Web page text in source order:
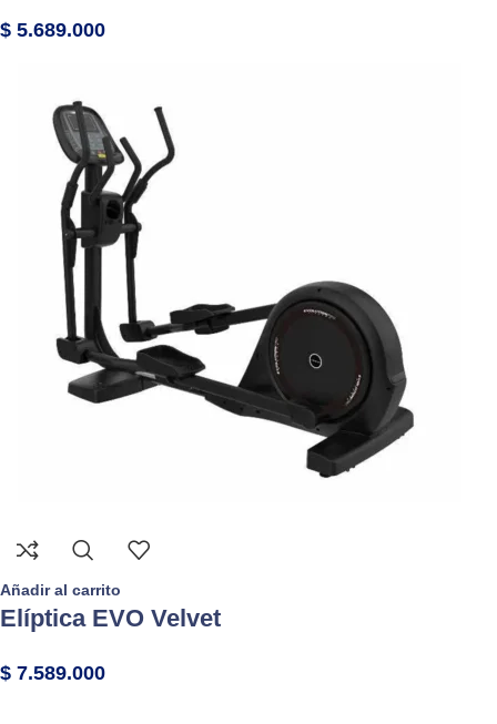
$ 5.689.000
Añadir al carrito
Elíptica EVO Velvet
$ 7.589.000